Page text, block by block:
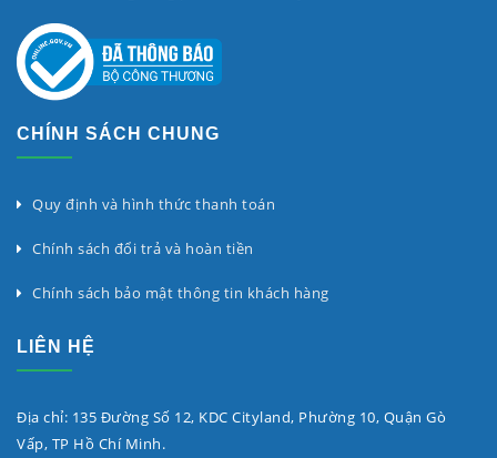
CHÍNH SÁCH CHUNG
Quy định và hình thức thanh toán
Chính sách đổi trả và hoàn tiền
Chính sách bảo mật thông tin khách hàng
LIÊN HỆ
Địa chỉ: 135 Đường Số 12, KDC Cityland, Phường 10, Quận Gò
Vấp, TP Hồ Chí Minh.